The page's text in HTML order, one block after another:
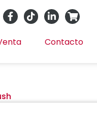
Contacto